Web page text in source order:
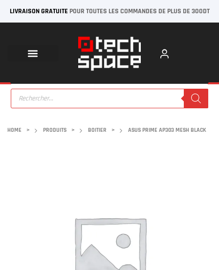
LIVRAISON GRATUITE POUR TOUTES LES COMMANDES DE PLUS DE 300DT
HOME > PRODUITS > BOITIER > ASUS PRIME AP303 MESH BLACK